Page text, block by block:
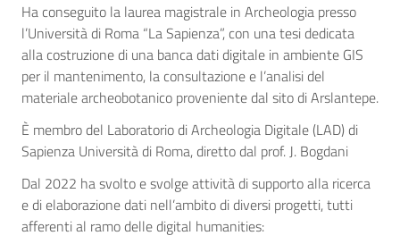
Ha conseguito la laurea magistrale in Archeologia presso
l’Università di Roma “La Sapienza”, con una tesi dedicata
alla costruzione di una banca dati digitale in ambiente GIS
per il mantenimento, la consultazione e l’analisi del
materiale archeobotanico proveniente dal sito di Arslantepe.
È membro del Laboratorio di Archeologia Digitale (LAD) di
Sapienza Università di Roma, diretto dal prof. J. Bogdani
Dal 2022 ha svolto e svolge attività di supporto alla ricerca
e di elaborazione dati nell’ambito di diversi progetti, tutti
afferenti al ramo delle digital humanities: